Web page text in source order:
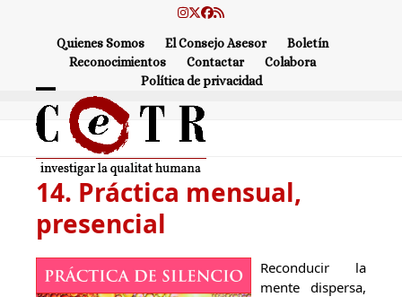
Instagram
Twitter
Facebook
RSS
Quienes Somos El Consejo Asesor
Boletín
Reconocimientos
Contactar
Colabora
Política de privacidad
Open
mobile
menu
Close
mobile
menu
14. Práctica mensual,
presencial
Reconducir la
mente dispersa,